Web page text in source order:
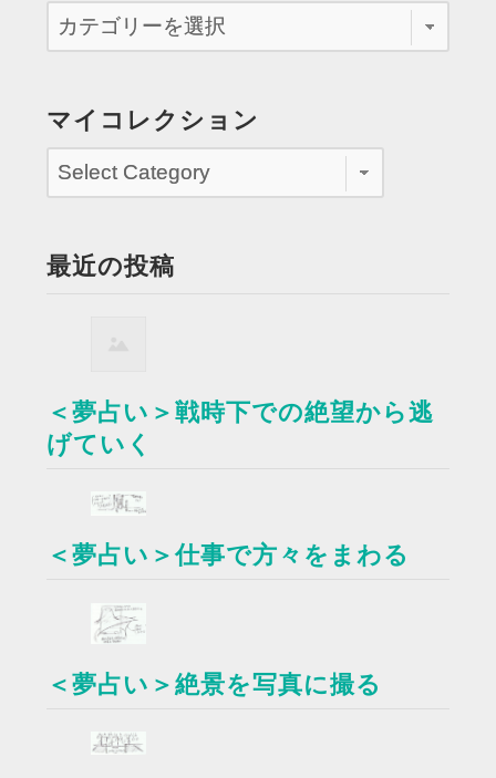
マイコレクション
最近の投稿
＜夢占い＞戦時下での絶望から逃
げていく
＜夢占い＞仕事で方々をまわる
＜夢占い＞絶景を写真に撮る